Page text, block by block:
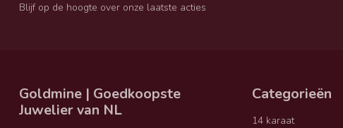
Blijf op de hoogte over onze laatste acties
Goldmine | Goedkoopste
Juwelier van NL
Categorieën
14 karaat